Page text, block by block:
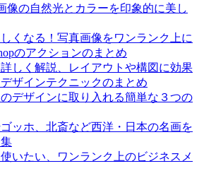
像の自然光とカラーを印象的に美し
くなる！写真画像をワンランク上に
のアクションのまとめ
しく解説、レイアウトや構図に効果
ザインテクニックのまとめ
デザインに取り入れる簡単な３つの
ッホ、北斎など西洋・日本の名画を
いたい、ワンランク上のビジネスメ